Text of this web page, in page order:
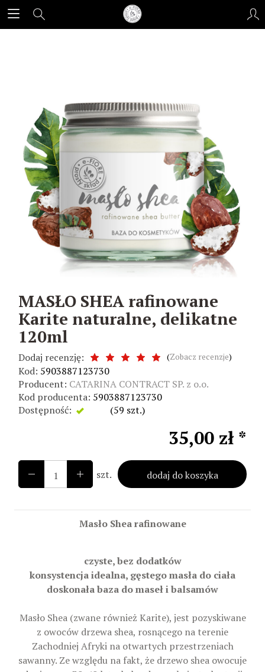
MASŁO SHEA rafinowane
Karite naturalne, delikatne
120ml
Dodaj recenzję: (Zobacz recenzje)
Kod: 5903887123730
Producent: CATARINA CONTRACT SP. z o.o.
Kod producenta: 5903887123730
Dostępność:
(59 szt.)
35,00 zł *
szt. dodaj do koszyka
Masło Shea rafinowane
czyste, bez dodatków
konsystencja idealna, gęstego masła do ciała
doskonała baza do maseł i balsamów
Masło Shea (zwane również Karite), jest pozyskiwane
z owoców drzewa shea, rosnącego na terenie
Zachodniej Afryki na otwartych przestrzeniach
sawanny. Ze względu na fakt, że drzewo shea owocuje